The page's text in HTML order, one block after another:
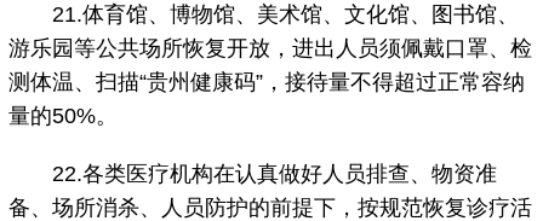
21.体育馆、博物馆、美术馆、文化馆、图书馆、
游乐园等公共场所恢复开放，进出人员须佩戴口罩、检
测体温、扫描“贵州健康码”，接待量不得超过正常容纳
量的50%。
22.各类医疗机构在认真做好人员排查、物资准
备、场所消杀、人员防护的前提下，按规范恢复诊疗活